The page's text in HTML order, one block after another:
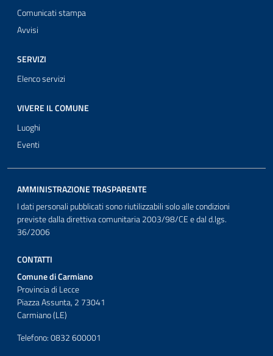
Comunicati stampa
Avvisi
SERVIZI
Elenco servizi
VIVERE IL COMUNE
Luoghi
Eventi
AMMINISTRAZIONE TRASPARENTE
I dati personali pubblicati sono riutilizzabili solo alle condizioni
previste dalla direttiva comunitaria 2003/98/CE e dal d.lgs.
36/2006
CONTATTI
Comune di Carmiano
Provincia di Lecce
Piazza Assunta, 2 73041
Carmiano (LE)
Telefono: 0832 600001